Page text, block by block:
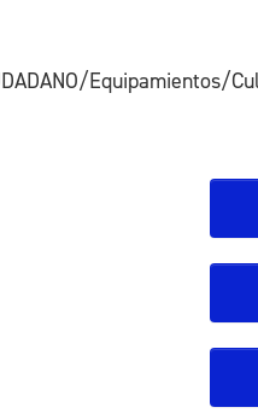
Equipamientos/